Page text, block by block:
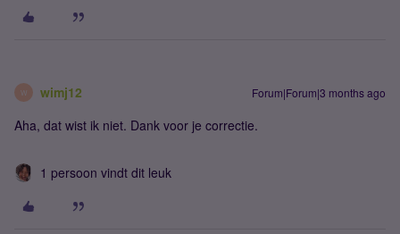
W wimj12 Forum|Forum|3 months ago
Aha, dat wist ik niet. Dank voor je correctie.
1 persoon vindt dit leuk